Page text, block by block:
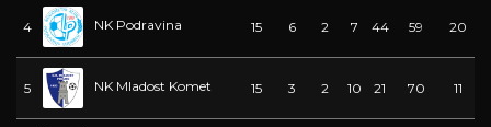
4 NK Podravina 15 6 2 7 44 59 20
5 NK Mladost Komet 15 3 2 10 21 70 11